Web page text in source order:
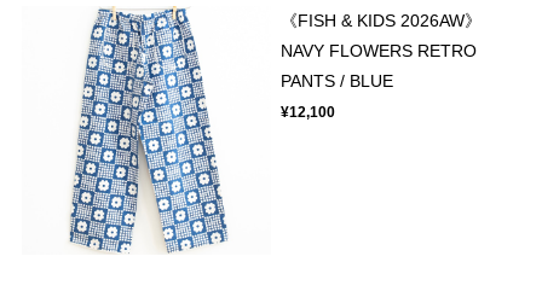
《FISH & KIDS 2026AW》
NAVY FLOWERS RETRO
PANTS / BLUE
¥12,100